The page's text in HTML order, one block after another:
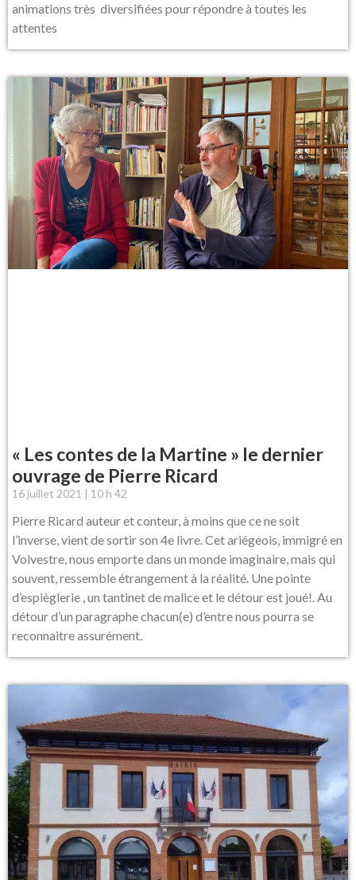
animations très diversifiées pour répondre à toutes les
attentes
« Les contes de la Martine » le dernier
ouvrage de Pierre Ricard
16 juillet 2021 10 h 42
Pierre Ricard auteur et conteur, à moins que ce ne soit
l’inverse, vient de sortir son 4e livre. Cet ariégeois, immigré en
Volvestre, nous emporte dans un monde imaginaire, mais qui
souvent, ressemble étrangement à la réalité. Une pointe
d’espièglerie , un tantinet de malice et le détour est joué!. Au
détour d’un paragraphe chacun(e) d’entre nous pourra se
reconnaitre assurément.